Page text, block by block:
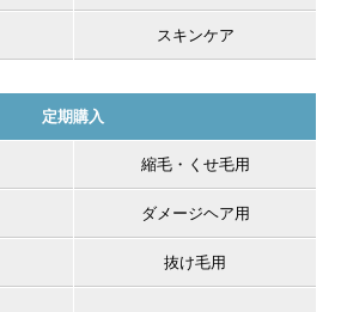
スキンケア
定期購入
縮毛・くせ毛用
ダメージヘア用
抜け毛用